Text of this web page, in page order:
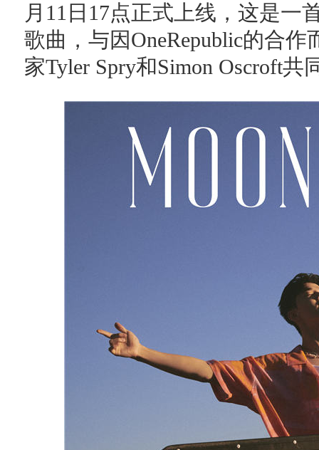
月11日17点正式上线，这是一
歌曲，与因OneRepublic的合
家Tyler Spry和Simon Oscroft共